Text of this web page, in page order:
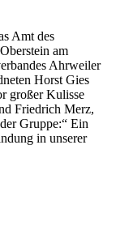
Amt des
am
Ahrweiler
Horst Gies
großer Kulisse
Friedrich Merz,
Gruppe:“ Ein
in unserer